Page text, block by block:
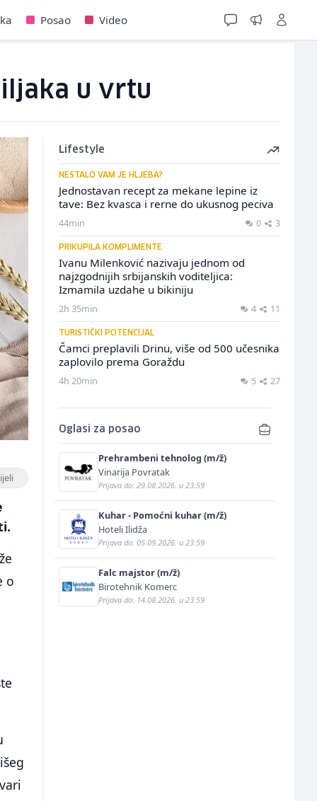
Posao Video
u vrtu
o
Lifestyle
NESTALO VAM JE HLJEBA?
Jednostavan recept za mekane lepine iz
tave: Bez kvasca i rerne do ukusnog peciva
44min 0 3
PRIKUPILA KOMPLIMENTE
Ivanu Milenković nazivaju jednom od
najzgodnijih srbijanskih voditeljica:
Izmamila uzdahe u bikiniju
2h 35min 4 11
TURISTIČKI POTENCIJAL
Čamci preplavili Drinu, više od 500 učesnika
zaplovilo prema Goraždu
4h 20min 5 27
Oglasi za posao
Prehrambeni tehnolog (m/ž)
Vinarija Povratak
Prijava do: 29.08.2026. u 23:59
Kuhar - Pomoćni kuhar (m/ž)
Hoteli Ilidža
Prijava do: 05.09.2026. u 23:59
Falc majstor (m/ž)
Birotehnik Komerc
Prijava do: 14.08.2026. u 23:59